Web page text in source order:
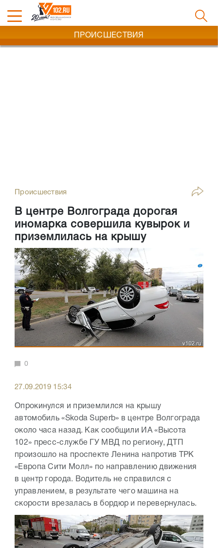
ПРОИСШЕСТВИЯ
Происшествия
В центре Волгограда дорогая
иномарка совершила кувырок и
приземлилась на крышу
0
27.09.2019 15:34
Опрокинулся и приземлился на крышу
автомобиль «Skoda Superb» в центре Волгограда
около часа назад. Как сообщили ИА «Высота
102» пресс-службе ГУ МВД по региону, ДТП
произошло на проспекте Ленина напротив ТРК
«Европа Сити Молл» по направлению движения
в центр города. Водитель не справился с
управлением, в результате чего машина на
скорости врезалась в бордюр и перевернулась.